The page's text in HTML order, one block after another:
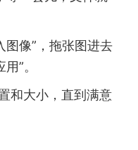
图像”，拖张图进去
”。
和大小，直到满意